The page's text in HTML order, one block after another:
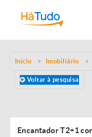
Início Imobiliário
Voltar à pesquisa
Encantador T2+1